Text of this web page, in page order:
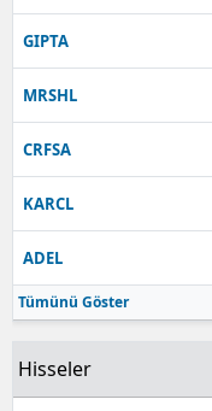
GIPTA
MRSHL
CRFSA
KARCL
ADEL
Tümünü Göster
Hisseler